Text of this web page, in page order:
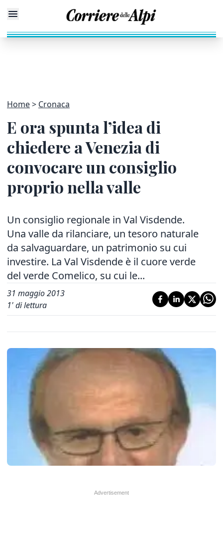
Home Cronaca
E ora spunta l’idea di
chiedere a Venezia di
convocare un consiglio
proprio nella valle
Un consiglio regionale in Val Visdende.
Una valle da rilanciare, un tesoro naturale
da salvaguardare, un patrimonio su cui
investire. La Val Visdende è il cuore verde
del verde Comelico, su cui le...
31 maggio 2013
1' di lettura